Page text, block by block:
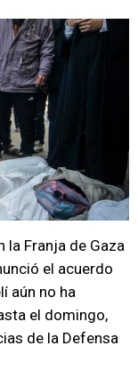
la Franja de Gaza
el acuerdo
aún no ha
el domingo,
de la Defensa